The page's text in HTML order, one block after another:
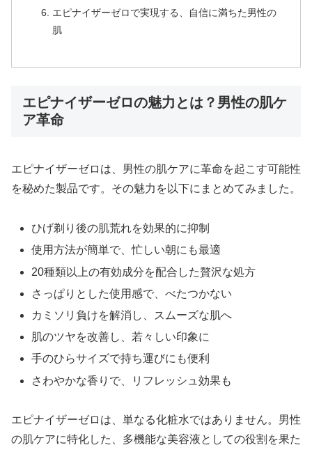
エピナイザーゼロで実現する、自信に満ちた男性の
肌
エピナイザーゼロの魅力とは？男性の肌ケ
ア革命
エピナイザーゼロは、男性の肌ケアに革命を起こす可能性
を秘めた製品です。その魅力を以下にまとめてみました。
ひげ剃り後の肌荒れを効果的に抑制
使用方法が簡単で、忙しい朝にも最適
20種類以上の有効成分を配合した贅沢な処方
さっぱりとした使用感で、べたつかない
カミソリ負けを解消し、スムーズな肌へ
肌のツヤを改善し、若々しい印象に
手のひらサイズで持ち運びにも便利
さわやかな香りで、リフレッシュ効果も
エピナイザーゼロは、単なる化粧水ではありません。男性
の肌ケアに特化した、多機能な美容液としての役割を果た